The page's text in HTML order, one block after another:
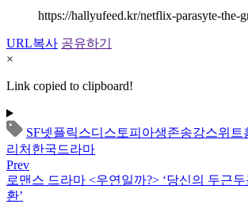
https://hallyufeed.kr/netflix-parasyte-the-
URL복사 공유하기
×
Link copied to clipboard!
SF넷플릭스디스토피아생존송강스위트
리처 한국드라마
Prev
로맨스 드라마 <우연일까?> ‘당신의 두근
환’